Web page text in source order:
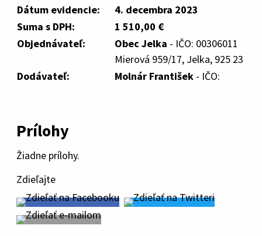
Dátum evidencie:
4. decembra 2023
Suma s DPH:
1 510,00 €
Objednávateľ:
Obec Jelka - IČO: 00306011
Mierová 959/17, Jelka, 925 23
Dodávateľ:
Molnár František - IČO:
Prílohy
Žiadne prílohy.
Zdieľajte